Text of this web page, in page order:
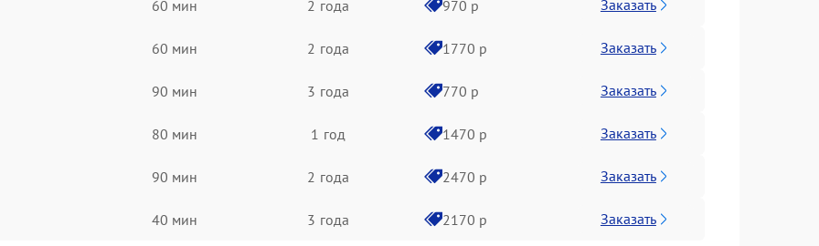
60 мин 2 года 970 р Заказать
60 мин 2 года 1770 р Заказать
90 мин 3 года 770 р Заказать
80 мин 1 год 1470 р Заказать
90 мин 2 года 2470 р Заказать
40 мин 3 года 2170 р Заказать